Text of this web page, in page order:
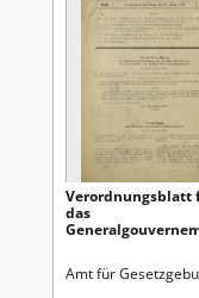
Verordnungsblatt
das
Regierung des
Amt für